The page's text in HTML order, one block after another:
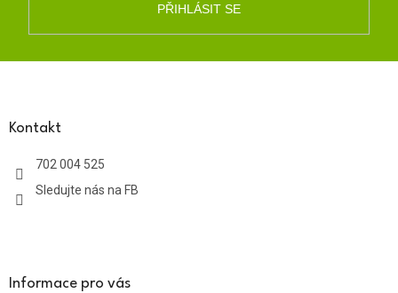
PŘIHLÁSIT SE
Kontakt
702 004 525
Sledujte nás na FB
Informace pro vás